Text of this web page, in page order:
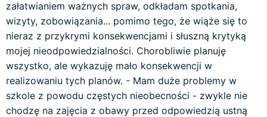
załatwianiem ważnych spraw, odkładam spotkania,
wizyty, zobowiązania... pomimo tego, że wiąże się to
nieraz z przykrymi konsekwencjami i słuszną krytyką
mojej nieodpowiedzialności. Chorobliwie planuję
wszystko, ale wykazuję mało konsekwencji w
realizowaniu tych planów. - Mam duże problemy w
szkole z powodu częstych nieobecności - zwykle nie
chodzę na zajęcia z obawy przed odpowiedzią ustną